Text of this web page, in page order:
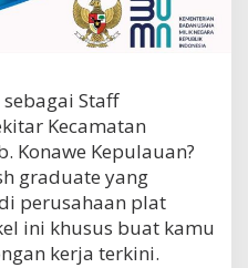
Staff
Kecamatan
Konawe Kepulauan?
graduate yang
perusahaan plat
ini khusus buat kamu
kerja terkini.